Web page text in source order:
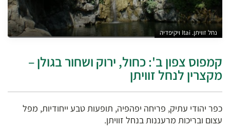
נחל זוויתן. Itai ויקיפדיה
קמפוס צפון ב': כחול, ירוק ושחור בגולן –
מקצרין לנחל זוויתן
כפר יהודי עתיק, פריחה יפהפיה, תופעות טבע ייחודיות, מפל
עצום ובריכות מרעננות בנחל זוויתן.